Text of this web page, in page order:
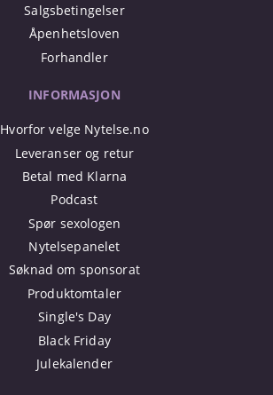
Salgsbetingelser
Åpenhetsloven
Forhandler
INFORMASJON
Hvorfor velge Nytelse.no
Leveranser og retur
Betal med Klarna
Podcast
Spør sexologen
Nytelsepanelet
Søknad om sponsorat
Produktomtaler
Single's Day
Black Friday
Julekalender